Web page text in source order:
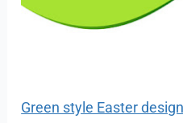
Green style Easter